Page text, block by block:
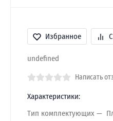
Избранное
undefined
Написать
Характеристики:
Тип комплектующих